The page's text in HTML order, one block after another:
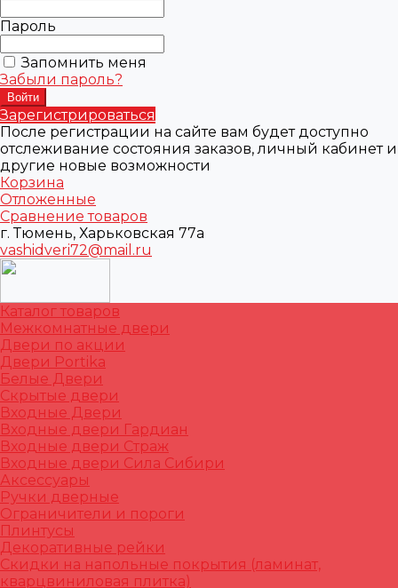
Пароль
Запомнить меня
Забыли пароль?
Зарегистрироваться
После регистрации на сайте вам будет доступно
отслеживание состояния заказов, личный кабинет и
другие новые возможности
Корзина
Отложенные
Сравнение товаров
г. Тюмень, Харьковская 77а
vashidveri72@mail.ru
Каталог товаров
Межкомнатные двери
Двери по акции
Двери Portika
Белые Двери
Скрытые двери
Входные Двери
Входные двери Гардиан
Входные двери Страж
Входные двери Сила Сибири
Аксессуары
Ручки дверные
Ограничители и пороги
Плинтусы
Декоративные рейки
Скидки на напольные покрытия (ламинат,
кварцвиниловая плитка)